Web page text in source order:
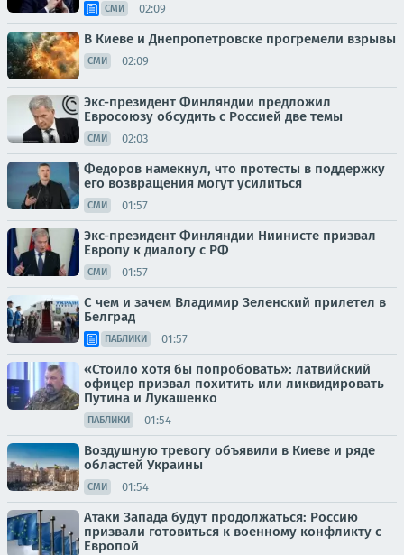
СМИ 02:09
В Киеве и Днепропетровске прогремели взрывы
СМИ 02:09
Экс-президент Финляндии предложил
Евросоюзу обсудить с Россией две темы
СМИ 02:03
Федоров намекнул, что протесты в поддержку
его возвращения могут усилиться
СМИ 01:57
Экс-президент Финляндии Ниинисте призвал
Европу к диалогу с РФ
СМИ 01:57
С чем и зачем Владимир Зеленский прилетел в
Белград
ПАБЛИКИ 01:57
«Стоило хотя бы попробовать»: латвийский
офицер призвал похитить или ликвидировать
Путина и Лукашенко
ПАБЛИКИ 01:54
Воздушную тревогу объявили в Киеве и ряде
областей Украины
СМИ 01:54
Атаки Запада будут продолжаться: Россию
призвали готовиться к военному конфликту с
Европой